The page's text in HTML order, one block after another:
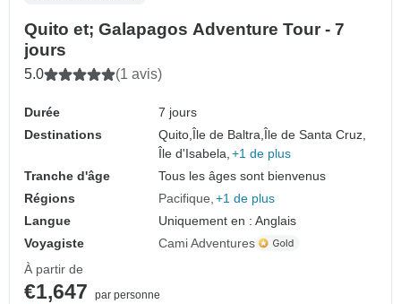
Quito et; Galapagos Adventure Tour - 7
jours
5.0 (1 avis)
Durée
7 jours
Destinations
Quito, Île de Baltra, Île de Santa Cruz,
Île d'Isabela, +1 de plus
Tranche d'âge
Tous les âges sont bienvenus
Régions
Pacifique +1 de plus
Langue
Uniquement en : Anglais
Voyagiste
Cami Adventures
À partir de
€1,647
par personne